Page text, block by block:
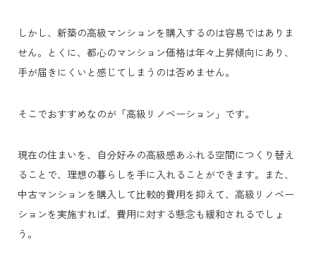
しかし、新築の高級マンションを購入するのは容易ではありま
せん。とくに、都心のマンション価格は年々上昇傾向にあり、
手が届きにくいと感じてしまうのは否めません。
そこでおすすめなのが「高級リノベーション」です。
現在の住まいを、自分好みの高級感あふれる空間につくり替え
ることで、理想の暮らしを手に入れることができます。また、
中古マンションを購入して比較的費用を抑えて、高級リノベー
ションを実施すれば、費用に対する懸念も緩和されるでしょ
う。